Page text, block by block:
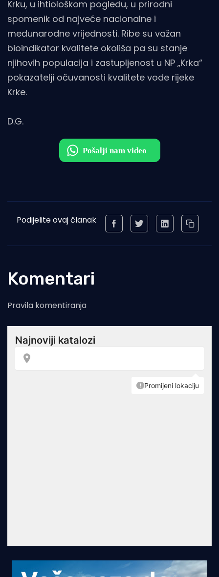
Krku, u ihtiološkom pogledu, u prirodni
spomenik od najveće nacionalne i
međunarodne vrijednosti. Ribe su važan
bioindikator kvalitete okoliša pa su stanje
njihovih populacija i zastupljenost u NP „Krka“
pokazatelji očuvanosti kvalitete vode rijeke
Krke.
D.G.
Podijelite ovaj članak
Komentari
Pravila komentiranja